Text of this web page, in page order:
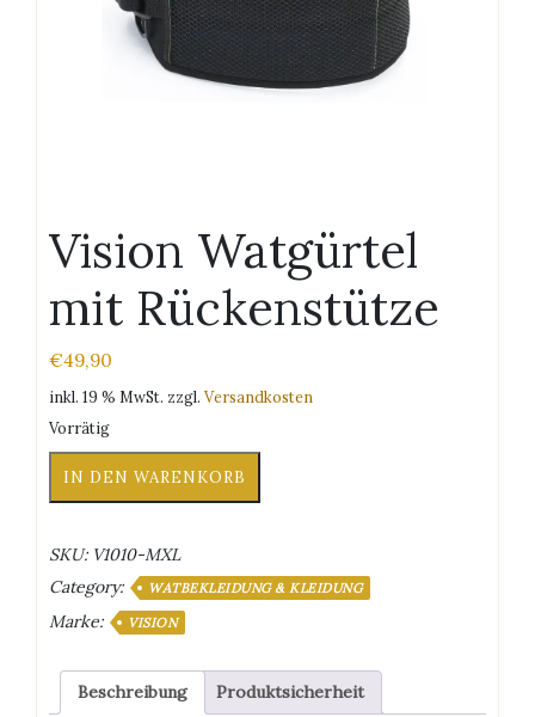
Vision Watgürtel
mit Rückenstütze
€49,90
inkl. 19 % MwSt. zzgl. Versandkosten
Vorrätig
Watgürtel
Menge
IN DEN WARENKORB
SKU: V1010-MXL
Category:
WATBEKLEIDUNG & KLEIDUNG
Marke: VISION
Beschreibung Produktsicherheit